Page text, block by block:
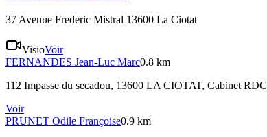
37 Avenue Frederic Mistral 13600 La Ciotat
VisioVoir
FERNANDES Jean-Luc Marc0.8 km
112 Impasse du secadou, 13600 LA CIOTAT, Cabinet RDC
Voir
PRUNET Odile Françoise0.9 km